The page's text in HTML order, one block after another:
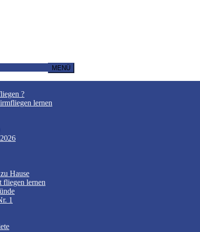
MENÜ
?
lernen
Hause
fliegen lernen
1